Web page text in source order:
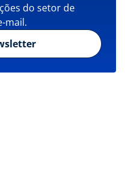
do setor de
mail.